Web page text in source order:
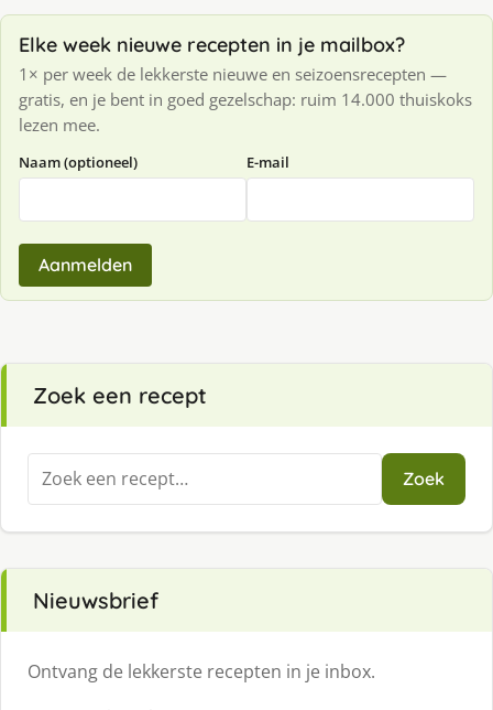
Elke week nieuwe recepten in je mailbox?
1× per week de lekkerste nieuwe en seizoensrecepten —
gratis, en je bent in goed gezelschap: ruim 14.000 thuiskoks
lezen mee.
Naam (optioneel) E-mail
Aanmelden
Zoek een recept
Zoeken
naar:
Zoek
Nieuwsbrief
Ontvang de lekkerste recepten in je inbox.